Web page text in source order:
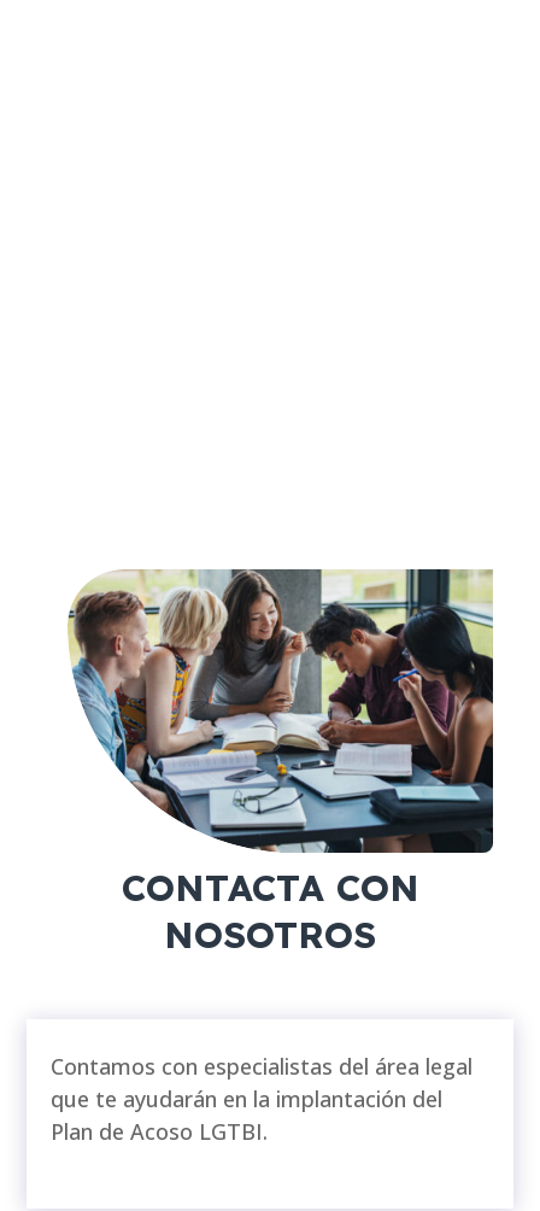
CONTACTA CON
NOSOTROS
Contamos con especialistas del área legal
que te ayudarán en la implantación del
Plan de Acoso LGTBI.